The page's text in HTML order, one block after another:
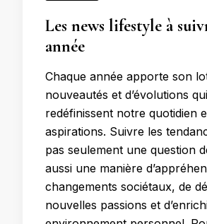
Les news lifestyle à
année
Chaque année apporte son
nouveautés et d’évolutions qui
redéfinissent notre quotidien
aspirations. Suivre les
pas seulement une question
aussi une manière
changements sociétaux, de
nouvelles passions et